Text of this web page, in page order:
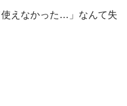
使えなかった…」なんて失